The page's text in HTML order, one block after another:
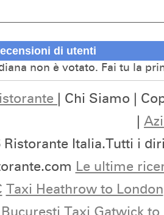
di utenti
non è votato. Fai tu la
| Chi Siamo |
|
Ristorante Italia.Tutti i
Le ultime
Taxi Heathrow to London
Taxi Gatwick to